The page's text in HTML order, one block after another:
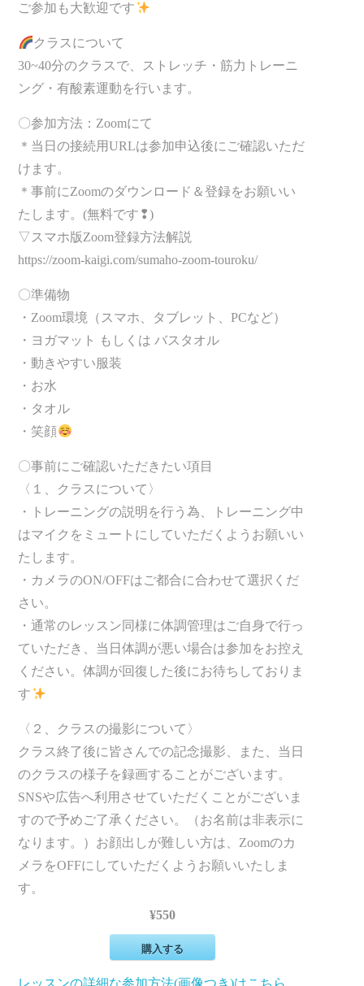
ご参加も大歓迎です
クラスについて
30~40分のクラスで、ストレッチ・筋力トレーニ
ング・有酸素運動を行います。
〇参加方法：Zoomにて
＊当日の接続用URLは参加申込後にご確認いただ
けます。
＊事前にZoomのダウンロード＆登録をお願いい
たします。(無料です❢)
▽スマホ版Zoom登録方法解説
https://zoom-kaigi.com/sumaho-zoom-touroku/
〇準備物
・Zoom環境（スマホ、タブレット、PCなど）
・ヨガマット もしくは バスタオル
・動きやすい服装
・お水
・タオル
・笑顔
〇事前にご確認いただきたい項目
〈１、クラスについて〉
・トレーニングの説明を行う為、トレーニング中
はマイクをミュートにしていただくようお願いい
たします。
・カメラのON/OFFはご都合に合わせて選択くだ
さい。
・通常のレッスン同様に体調管理はご自身で行っ
ていただき、当日体調が悪い場合は参加をお控え
ください。体調が回復した後にお待ちしておりま
す
〈２、クラスの撮影について〉
クラス終了後に皆さんでの記念撮影、また、当日
のクラスの様子を録画することがございます。
SNSや広告へ利用させていただくことがございま
すので予めご了承ください。（お名前は非表示に
なります。）お顔出しが難しい方は、Zoomのカ
メラをOFFにしていただくようお願いいたしま
す。
¥550
購入する